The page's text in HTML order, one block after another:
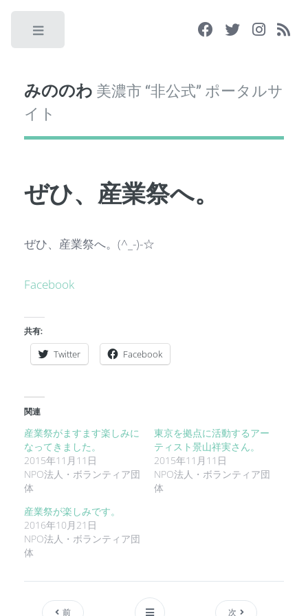
みののわ 美濃市 “非公式” ポータルサ
イト
ぜひ、産業祭へ。
ぜひ、産業祭へ。(^_-)-☆
Facebook
共有:
Twitter Facebook
関連
産業祭がますます楽しみに
なってきました。
2015年11月11日
NPO法人・ボランティア団
体
東京を拠点に活動するアー
ティスト景山祥実さん。
2015年11月11日
NPO法人・ボランティア団
体
産業祭が楽しみです。
2016年10月21日
NPO法人・ボランティア団
体
前 次
Toggle